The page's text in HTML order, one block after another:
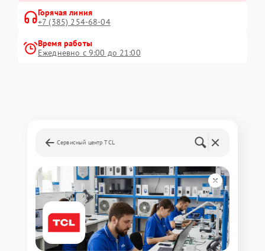
Горячая линия
+7 (385) 254-68-04
Время работы
Ежедневно с 9:00 до 21:00
Сервисный центр TCL